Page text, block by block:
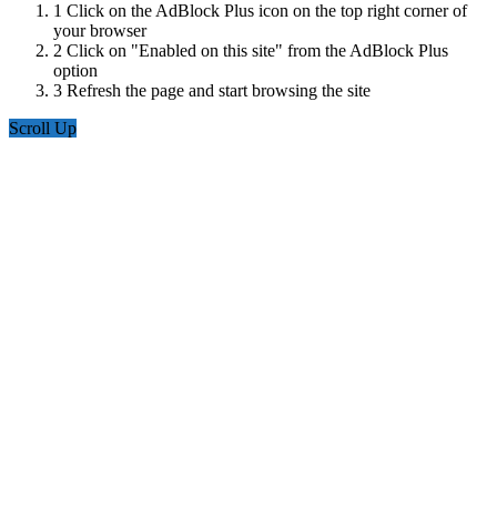
1 Click on the AdBlock Plus icon on the top right corner of
your browser
2 Click on "Enabled on this site" from the AdBlock Plus
option
3 Refresh the page and start browsing the site
Scroll Up